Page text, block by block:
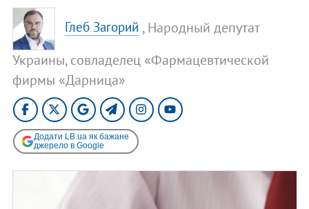
Глеб Загорий , Народный депутат
Украины, совладелец «Фармацевтической
фирмы «Дарница»
Додати LB.ua як бажане
джерело в Google